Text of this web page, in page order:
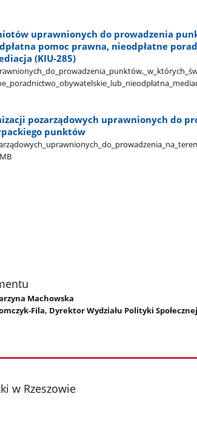
uprawnionych do prowadzenia
pomoc prawna, nieodpłatne
(KIU-285)
pozarządowych uprawnionych do
punktów
Machowska
Fila, Dyrektor Wydziału Polityki Społecznej
w Rzeszowie